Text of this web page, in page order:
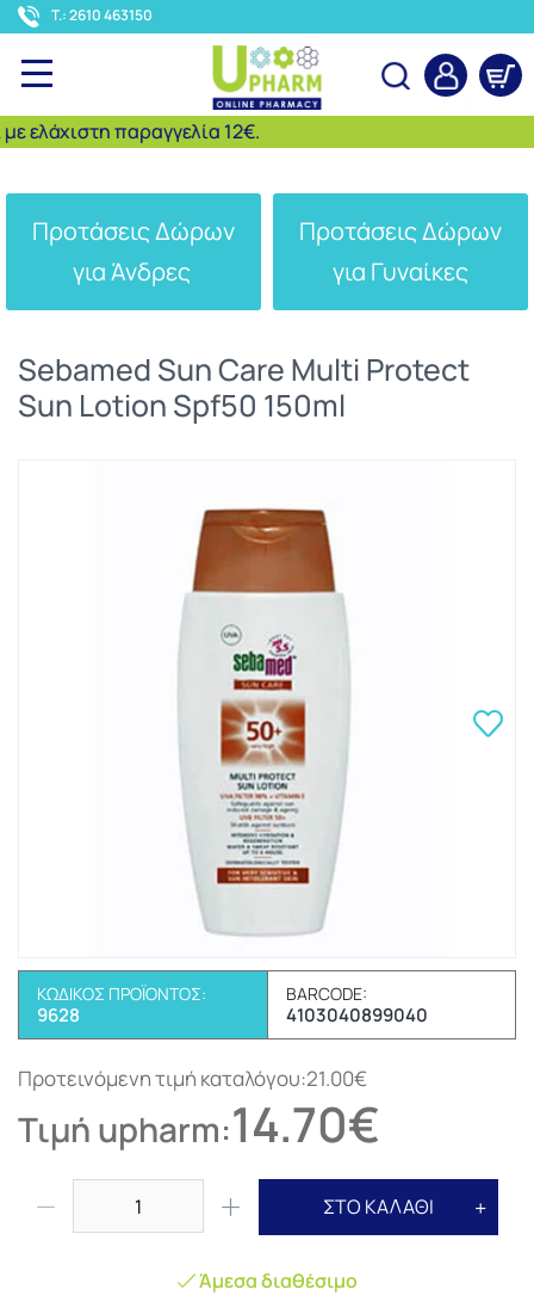
T.: 2610 463150
παραγγελία 12€.
Αναζήτηση
Προτάσεις Δώρων
για Άνδρες
Προτάσεις Δώρων
για Γυναίκες
Sebamed Sun Care Multi Protect
Sun Lotion Spf50 150ml
ΚΩΔΙΚΌΣ ΠΡΟΪΌΝΤΟΣ:
9628
BARCODE:
4103040899040
Προτεινόμενη τιμή καταλόγου:21.00€
Τιμή upharm:14.70€
ΣΤΟ ΚΑΛΑΘΙ
Άμεσα διαθέσιμο